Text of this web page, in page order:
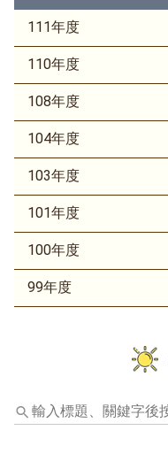
111年度
110年度
108年度
104年度
103年度
101年度
100年度
99年度
輸
入